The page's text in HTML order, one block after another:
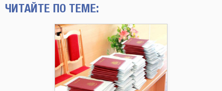
ЧИТАЙТЕ ПО ТЕМЕ: